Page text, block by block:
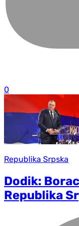
0
Republika Srpska
Dodik:
Republika